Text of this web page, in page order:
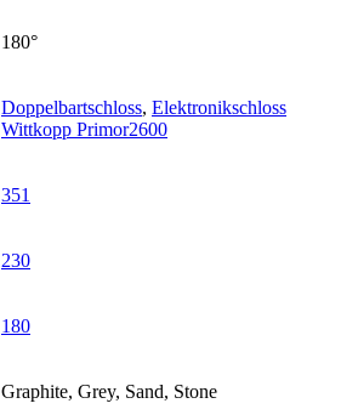
180°
Doppelbartschloss, Elektronikschloss
Wittkopp Primor2600
351
230
180
Graphite, Grey, Sand, Stone